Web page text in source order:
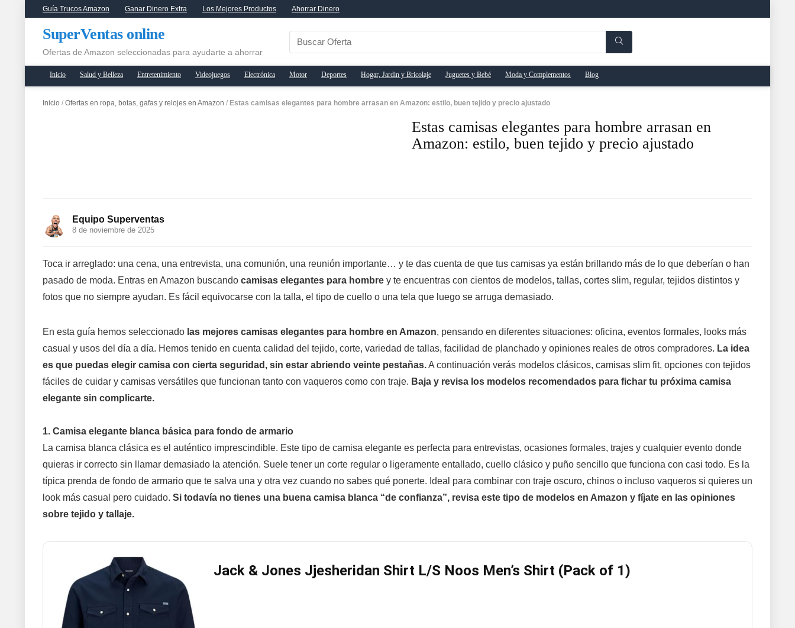
Guía Trucos Amazon Ganar Dinero Extra Los Mejores Productos Ahorrar Dinero
SuperVentas online
Ofertas de Amazon seleccionadas para ayudarte a ahorrar
Inicio Salud y Belleza Entretenimiento Videojuegos Electrónica Motor Deportes Hogar, Jardin y Bricolaje Juguetes y Bebé Moda y Complementos Blog
Inicio / Ofertas en ropa, botas, gafas y relojes en Amazon / Estas camisas elegantes para hombre arrasan en Amazon: estilo, buen tejido y precio ajustado
Estas camisas elegantes para hombre arrasan en
Amazon: estilo, buen tejido y precio ajustado
Equipo Superventas
8 de noviembre de 2025
Toca ir arreglado: una cena, una entrevista, una comunión, una reunión importante… y te das cuenta de que tus camisas ya están brillando más de lo que deberían o han
pasado de moda. Entras en Amazon buscando camisas elegantes para hombre y te encuentras con cientos de modelos, tallas, cortes slim, regular, tejidos distintos y
fotos que no siempre ayudan. Es fácil equivocarse con la talla, el tipo de cuello o una tela que luego se arruga demasiado.
En esta guía hemos seleccionado las mejores camisas elegantes para hombre en Amazon, pensando en diferentes situaciones: oficina, eventos formales, looks más
casual y usos del día a día. Hemos tenido en cuenta calidad del tejido, corte, variedad de tallas, facilidad de planchado y opiniones reales de otros compradores. La idea
es que puedas elegir camisa con cierta seguridad, sin estar abriendo veinte pestañas.A continuación verás modelos clásicos, camisas slim fit, opciones con tejidos
fáciles de cuidar y camisas versátiles que funcionan tanto con vaqueros como con traje. Baja y revisa los modelos recomendados para fichar tu próxima camisa
elegante sin complicarte.
1. Camisa elegante blanca básica para fondo de armario
La camisa blanca clásica es el auténtico imprescindible. Este tipo de camisa elegante es perfecta para entrevistas, ocasiones formales, trajes y cualquier evento donde
quieras ir correcto sin llamar demasiado la atención. Suele tener un corte regular o ligeramente entallado, cuello clásico y puño sencillo que funciona con casi todo. Es la
típica prenda de fondo de armario que te salva una y otra vez cuando no sabes qué ponerte. Ideal para combinar con traje oscuro, chinos o incluso vaqueros si quieres un
look más casual pero cuidado. Si todavía no tienes una buena camisa blanca “de confianza”, revisa este tipo de modelos en Amazon y fíjate en las opiniones
sobre tejido y tallaje.
Jack & Jones Jjesheridan Shirt L/S Noos Men’s Shirt (Pack of 1)